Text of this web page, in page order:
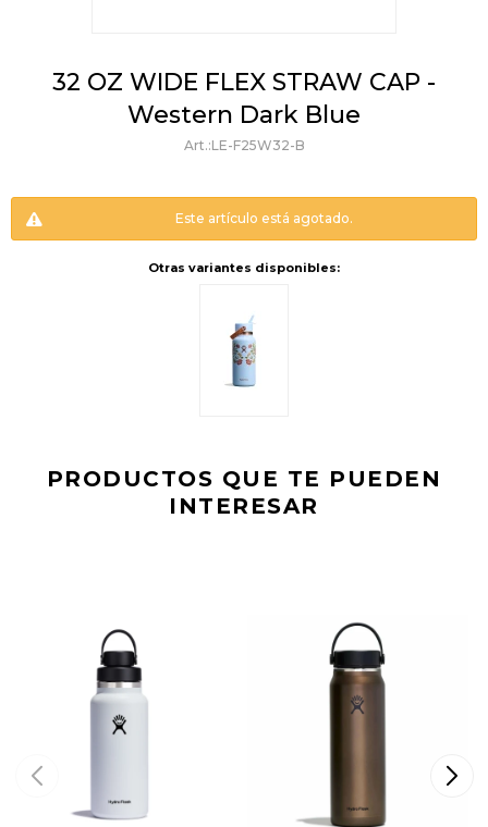
32 OZ WIDE FLEX STRAW CAP -
Western Dark Blue
LE-F25W32-B
Este artículo está agotado.
Otras variantes disponibles:
PRODUCTOS QUE TE PUEDEN
INTERESAR